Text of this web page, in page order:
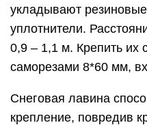
укладывают
уплотнители.
0,9 – 1,1 м. Крепить их
саморезами 8*60 мм,
Снеговая лавина
крепление, повредив